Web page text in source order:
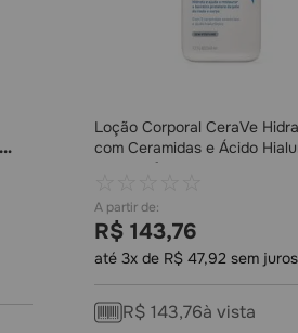
Loção Corporal CeraVe
com Ceramidas e Ácido
Sem Perfume Pele Seca a
R$ 143,76
até3x de R$ 47,92 sem juros
R$ 143,76à vista